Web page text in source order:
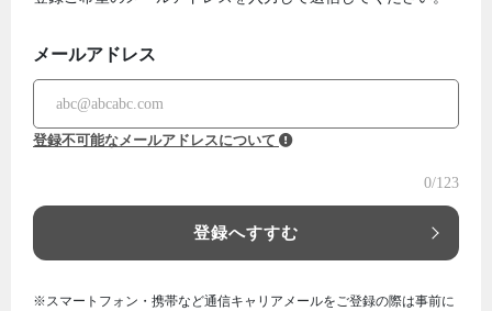
メールアドレス
登録不可能なメールアドレスについて
0/123
登録へすすむ
※スマートフォン・携帯など通信キャリアメールをご登録の際は事前に